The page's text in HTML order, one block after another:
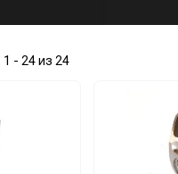
1 - 24 из 24